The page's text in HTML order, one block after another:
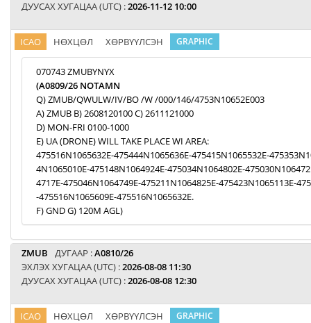
ДУУСАХ ХУГАЦАА (UTC) :2026-11-12 10:00
ICAO НӨХЦӨЛ ХӨРВҮҮЛСЭН GRAPHIC
070743 ZMUBYNYX
(A0809/26 NOTAMN
Q) ZMUB/QWULW/IV/BO /W /000/146/4753N10652E003
A) ZMUB B) 2608120100 C) 2611121000
D) MON-FRI 0100-1000
E) UA (DRONE) WILL TAKE PLACE WI AREA:
475516N1065632E-475444N1065636E-475415N1065532E-
4N1065010E-475148N1064924E-475034N1064802E-
4717E-475046N1064749E-475211N1064825E-475423N1065113E-
-475516N1065609E-475516N1065632E.
F) GND G) 120M AGL)
ZMUB ДУГААР :A0810/26
ЭХЛЭХ ХУГАЦАА (UTC) :2026-08-08 11:30
ДУУСАХ ХУГАЦАА (UTC) :2026-08-08 12:30
ICAO НӨХЦӨЛ ХӨРВҮҮЛСЭН GRAPHIC